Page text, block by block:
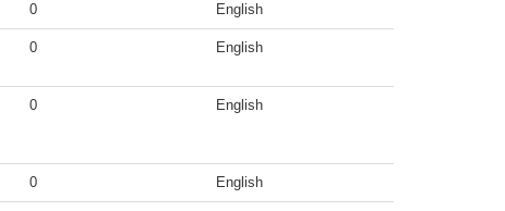
0 English
0 English
0 English
0 English